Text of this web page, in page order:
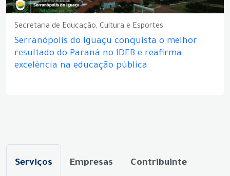
Secretaria de Educação, Cultura e Esportes
Serranópolis do Iguaçu conquista o melhor
resultado do Paraná no IDEB e reafirma
excelência na educação pública
Serviços Empresas Contribuinte